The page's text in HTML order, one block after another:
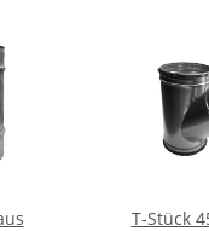
T-Stück